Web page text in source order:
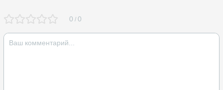
0 /0